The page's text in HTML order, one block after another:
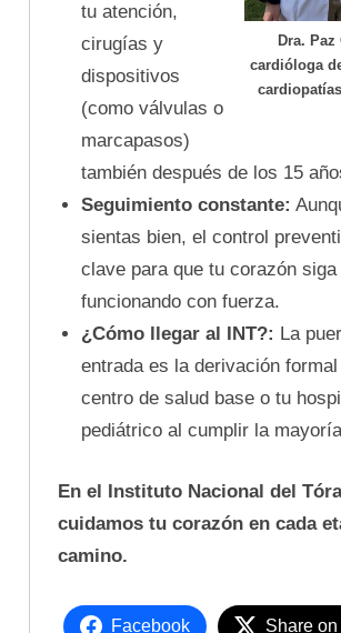
Dra. Paz
cardióloga
tu atención,
cirugías y
dispositivos
(como válvulas o
marcapasos)
también después de los 15
Seguimiento constante:
sientas bien, el control
clave para que tu corazón siga
funcionando con fuerza.
¿Cómo llegar al INT?: La
entrada es la derivación
centro de salud base o tu
pediátrico al cumplir la
En el Instituto Nacional del
cuidamos tu corazón en cada
camino.
Facebook Share on